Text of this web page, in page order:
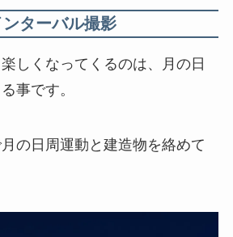
ターバル撮影
しくなってくるのは、月の日
事です。
の日周運動と建造物を絡めて